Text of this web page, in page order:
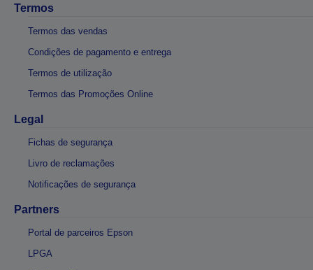
Termos
Termos das vendas
Condições de pagamento e entrega
Termos de utilização
Termos das Promoções Online
Legal
Fichas de segurança
Livro de reclamações
Notificações de segurança
Partners
Portal de parceiros Epson
LPGA